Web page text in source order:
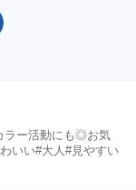
ラー活動にも◎お気
いい#大人#見やすい